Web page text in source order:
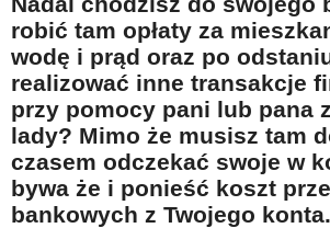
Na wesoło
Hobby i pasje
Żyj aktywnie
60plus - najcenniejsi klienci
Dobra opieka
Warto naśladować
robić tam opłaty za
wodę i prąd oraz po
realizować inne transakcje
przy pomocy pani lub pana
lady? Mimo że musisz tam
czasem odczekać swoje w
bywa że i ponieść koszt
bankowych z Twojego konta.